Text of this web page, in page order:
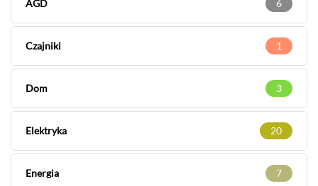
AGD 6
Czajniki 1
Dom 3
Elektryka 20
Energia 7